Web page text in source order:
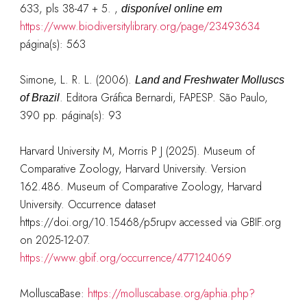
633, pls 38-47 + 5. , disponível online em
https://www.biodiversitylibrary.org/page/23493634
página(s): 563
Simone, L. R. L. (2006). Land and Freshwater Molluscs
of Brazil. Editora Gráfica Bernardi, FAPESP. São Paulo,
390 pp. página(s): 93
Harvard University M, Morris P J (2025). Museum of
Comparative Zoology, Harvard University. Version
162.486. Museum of Comparative Zoology, Harvard
University. Occurrence dataset
https://doi.org/10.15468/p5rupv accessed via GBIF.org
on 2025-12-07.
https://www.gbif.org/occurrence/477124069
MolluscaBase: https://molluscabase.org/aphia.php?